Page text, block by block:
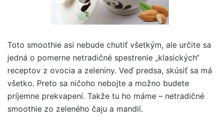
Toto smoothie asi nebude chutiť všetkým, ale určite sa
jedná o pomerne netradičné spestrenie „klasických“
receptov z ovocia a zeleniny. Veď predsa, skúsiť sa má
všetko. Preto sa ničoho nebojte a možno budete
príjemne prekvapení. Takže tu ho máme – netradičné
smoothie zo zeleného čaju a mandlí.